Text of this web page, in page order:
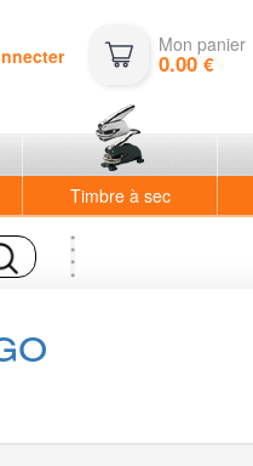
Mon panier
0.00€
Timbre à sec